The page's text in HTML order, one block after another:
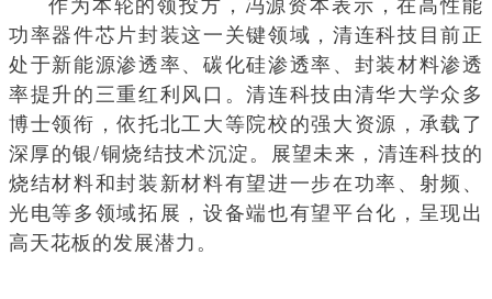
功率器件芯片封装这一关键领域，清连科技目前正
处于新能源渗透率、碳化硅渗透率、封装材料渗透
率提升的三重红利风口。清连科技由清华大学众多
博士领衔，依托北工大等院校的强大资源，承载了
深厚的银/铜烧结技术沉淀。展望未来，清连科技的
烧结材料和封装新材料有望进一步在功率、射频、
光电等多领域拓展，设备端也有望平台化，呈现出
高天花板的发展潜力。